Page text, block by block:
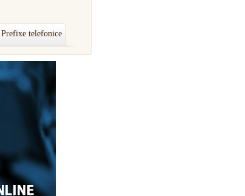
Prefixe telefonice